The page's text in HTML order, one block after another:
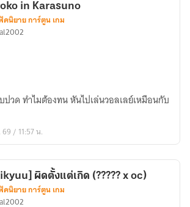
in Karasuno
นิยาย การ์ตูน เกม
ปวด ทำไมต้องทน หันไปเล่นวอลเลย์เหมือนกับ
/ 11:57 น.
ผิดตั้งแต่เกิด (????? x oc)
นิยาย การ์ตูน เกม